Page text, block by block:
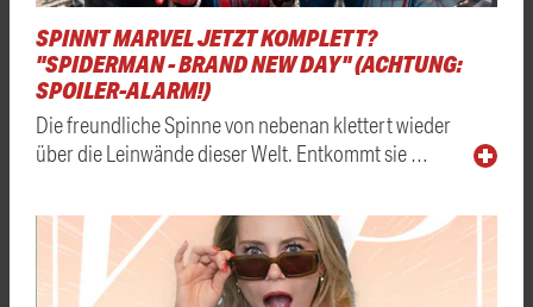
SPINNT MARVEL JETZT KOMPLETT?
"SPIDERMAN - BRAND NEW DAY" (ACHTUNG:
SPOILER-ALARM!)
Die freundliche Spinne von nebenan klettert wieder
über die Leinwände dieser Welt. Entkommt sie …